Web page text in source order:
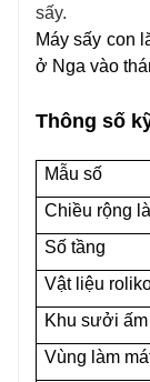
sấy.
Máy sấy con
ở Nga vào
Thông số
Mẫu số
Chiều rộng
Số tầng
Vật liệu
Khu sưởi ấm
Vùng làm